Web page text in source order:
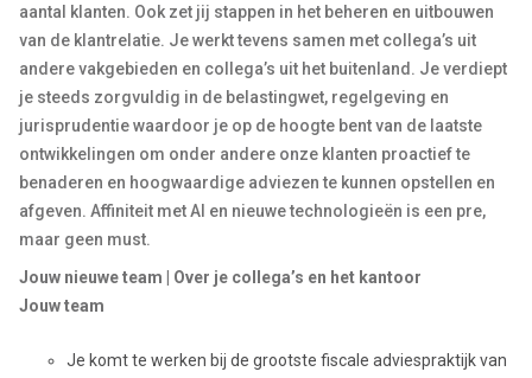
aantal klanten. Ook zet jij stappen in het beheren en uitbouwen
van de klantrelatie. Je werkt tevens samen met collega’s uit
andere vakgebieden en collega’s uit het buitenland. Je verdiept
je steeds zorgvuldig in de belastingwet, regelgeving en
jurisprudentie waardoor je op de hoogte bent van de laatste
ontwikkelingen om onder andere onze klanten proactief te
benaderen en hoogwaardige adviezen te kunnen opstellen en
afgeven. Affiniteit met AI en nieuwe technologieën is een pre,
maar geen must.
Jouw nieuwe team | Over je collega’s en het kantoor
Jouw team
Je komt te werken bij de grootste fiscale adviespraktijk van